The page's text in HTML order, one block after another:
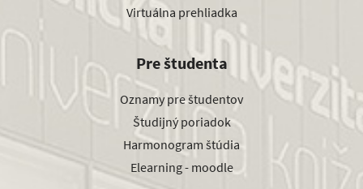
Virtuálna prehliadka
Pre študenta
Oznamy pre študentov
Študijný poriadok
Harmonogram štúdia
Elearning - moodle